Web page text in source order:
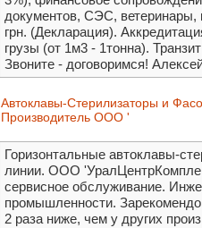
документов, СЭС, ветеринары,
грн. (Декларация).
грузы (от 1м3 - 1тонна).
Звоните - договоримся!
Автоклавы-Стерилизаторы и
Производитель ООО '
Горизонтальные автоклавы-
линии. ООО
сервисное обслуживание.
промышленности.
2 раза ниже, чем у других